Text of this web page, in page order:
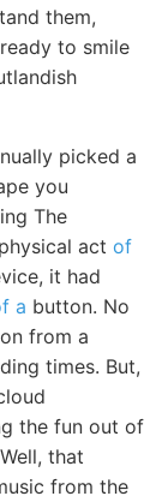
them,
to smile
picked a
you
The
act of
it had
a button. No
from a
times. But,
the fun out of
that
from the